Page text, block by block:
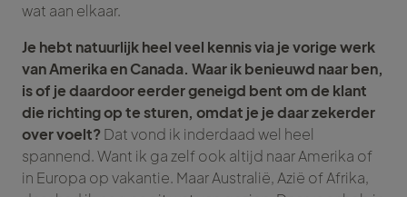
wat aan elkaar.
Je hebt natuurlijk heel veel kennis via je vorige werk
van Amerika en Canada. Waar ik benieuwd naar ben,
is of je daardoor eerder geneigd bent om de klant
die richting op te sturen, omdat je je daar zekerder
over voelt? Dat vond ik inderdaad wel heel
spannend. Want ik ga zelf ook altijd naar Amerika of
in Europa op vakantie. Maar Australië, Azië of Afrika,